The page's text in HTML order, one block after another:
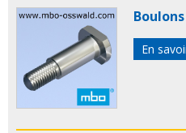
mesure allongement
En